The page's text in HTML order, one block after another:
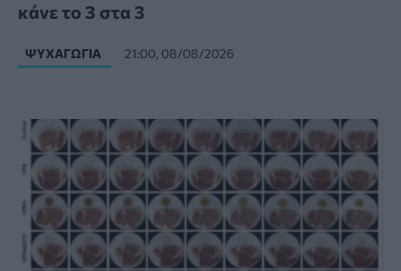
κάνε το 3 στα 3
ΨΥΧΑΓΩΓΊΑ 21:00, 08/08/2026